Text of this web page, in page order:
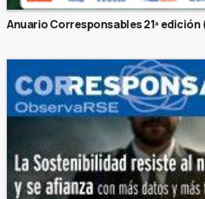
Anuario Corresponsables 21ª edición